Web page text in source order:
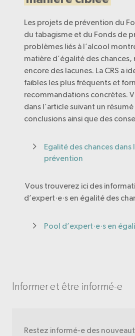
Les projets de prévention du
du tabagisme et du Fonds de
problèmes liés à l’alcool
matière d’égalité des
encore des lacunes. La CRS a
faibles les plus fréquents et
recommandations concrètes.
dans l’article suivant un
conclusions ainsi que des
Egalité des chances
prévention
Vous trouverez ici des
d’expert·e·s en égalité des
Pool d’expert·e·s en
Informer et être informé-e
Restez informé-e des